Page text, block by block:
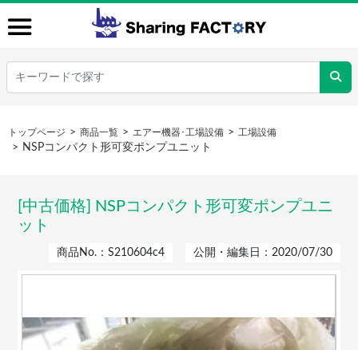
トップページ 商品一覧 エアー機器･工場設備 工場設備
NSPコンパクト形可変ポンプユニット
[中古価格] NSPコンパクト形可変ポンプユニ
ット
商品No.：S210604c4 公開・編集日：2020/07/30